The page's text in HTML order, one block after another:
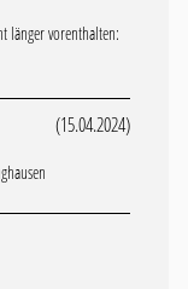
länger vorenthalten:
(15.04.2024)